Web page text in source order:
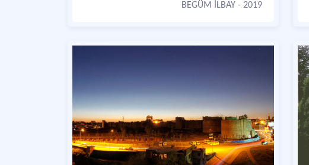
BEGÜM İLBAY - 2019